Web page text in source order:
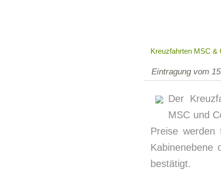
Kreuzfahrten MSC &
Eintragung vom
Der
MSC und
Preise werden
Kabinenebene
bestätigt.